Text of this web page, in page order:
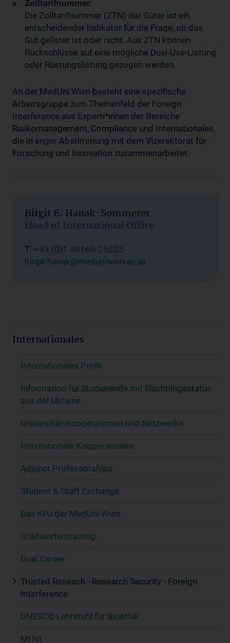
Zolltarifnummer:
Die Zolltarifnummer (ZTN) der Güter ist ein
entscheidender Indikator für die Frage, ob das
Gut gelistet ist oder nicht. Aus ZTN können
Rückschlüsse auf eine mögliche Dual-Use-Listung
oder Rüstungslistung gezogen werden.
An der MedUni Wien besteht eine spezifische
Arbeitsgruppe zum Themenfeld der Foreign
Interference aus Experti*innen der Bereiche
Risikomanagement, Compliance und Internationales,
die in enger Abstimmung mit dem Vizerektorat für
Forschung und Innovation zusammenarbeitet.
Birgit E. Hanak-Sommerer
Head of International Office
T: +43 (0)1 40160-25225
birgit.hanak@meduniwien.ac.at
Internationales
Internationales Profil
Information für Studierende mit Flüchtlingsstatus
aus der Ukraine
Universitätskooperationen und Netzwerke
Internationale Kooperationen
Adjunct Professorships
Student & Staff Exchange
Das KPJ der MedUni Wien
Graduiertentraining
Dual Career
Trusted Reseach - Research Security - Foreign
Interference
UNESCO Lehrstuhl für Bioethik
MUVI